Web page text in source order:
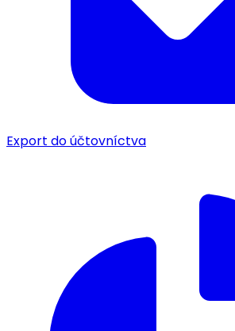
Export do účtovníctva